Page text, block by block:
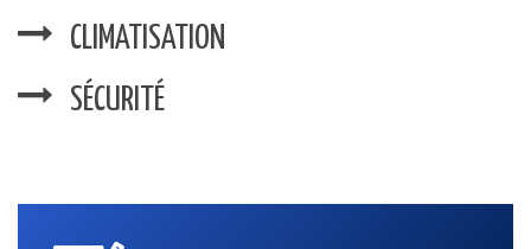
CLIMATISATION
SÉCURITÉ